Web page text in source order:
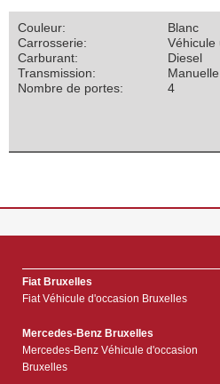
Couleur:
Blanc
Carrosserie:
Véhicule
Carburant:
Diesel
Transmission:
Manuelle
Nombre de portes:
4
Fiat Bruxelles
Fiat Véhicule d'occasion Bruxelles
Mercedes-Benz Bruxelles
Mercedes-Benz Véhicule d'occasion
Bruxelles